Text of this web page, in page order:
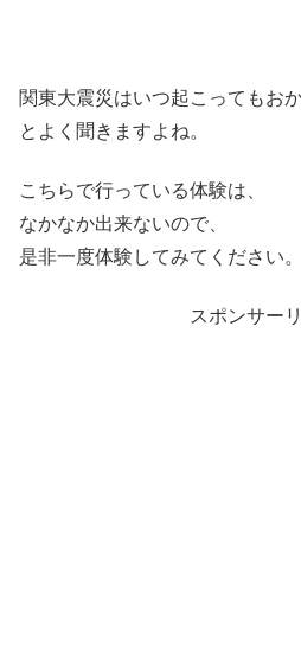
関東大震災はいつ起こってもお
とよく聞きますよね。
こちらで行っている体験は、
なかなか出来ないので、
是非一度体験してみてください。
スポンサー